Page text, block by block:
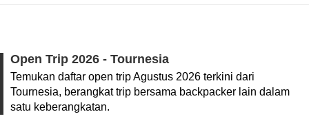
Open Trip 2026 - Tournesia
Temukan daftar open trip Agustus 2026 terkini dari
Tournesia, berangkat trip bersama backpacker lain dalam
satu keberangkatan.